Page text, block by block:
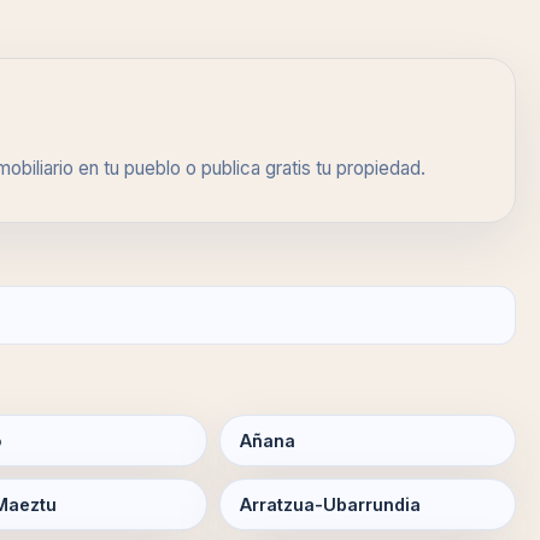
en tu pueblo o publica gratis tu propiedad.
Añana
Arratzua-Ubarrundia